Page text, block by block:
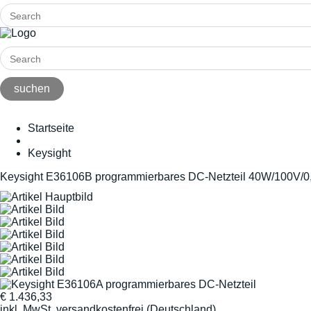
Startseite
Keysight
Keysight E36106B programmierbares DC-Netzteil 40W/100V/
€ 1.436,33